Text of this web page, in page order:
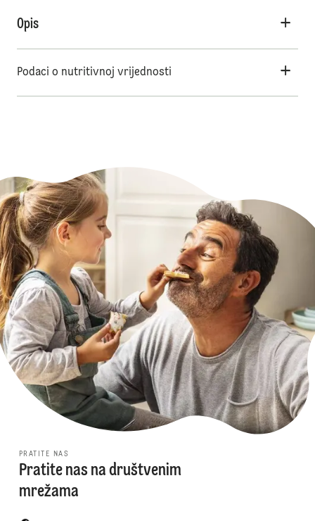
Opis
Podaci o nutritivnoj vrijednosti
PRATITE NAS
Pratite nas na društvenim
mrežama